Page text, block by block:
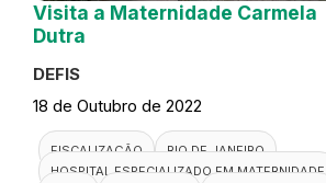
Visita a Maternidade Carmela
Dutra
DEFIS
18 de Outubro de 2022
FISCALIZAÇÃO
RIO DE JANEIRO
HOSPITAL ESPECIALIZADO EM MATERNIDADE